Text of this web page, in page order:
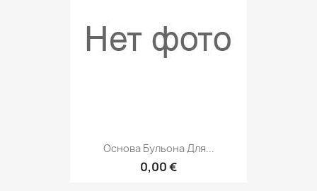
Основа Бульона Для...
0,00 €